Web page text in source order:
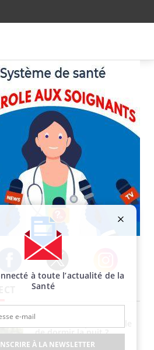
Twitter Instagram
de dormir la nuit ?
à toute l’actualité de la
Santé
À LA NEWSLETTER